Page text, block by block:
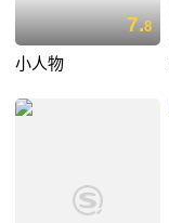
7.8
小人物